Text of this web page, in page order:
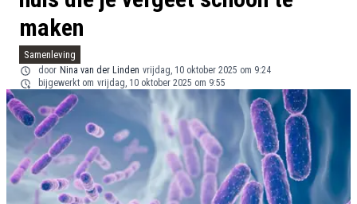
maken
Samenleving
door Nina van der Linden vrijdag, 10 oktober 2025 om 9:24
bijgewerkt om vrijdag, 10 oktober 2025 om 9:55